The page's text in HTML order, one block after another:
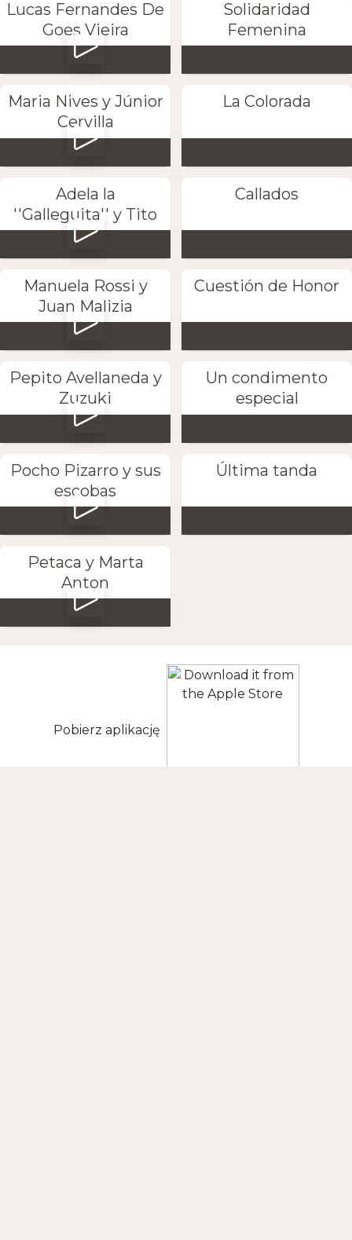
Lucas Fernandes De
Goes Vieira
Solidaridad
Femenina
Maria Nives y Júnior
Cervilla
La Colorada
Adela la
''Galleguita'' y Tito
Callados
Manuela Rossi y
Juan Malizia
Cuestión de Honor
Pepito Avellaneda y
Zuzuki
Un condimento
especial
Pocho Pizarro y sus
escobas
Última tanda
Petaca y Marta
Anton
Pobierz aplikację